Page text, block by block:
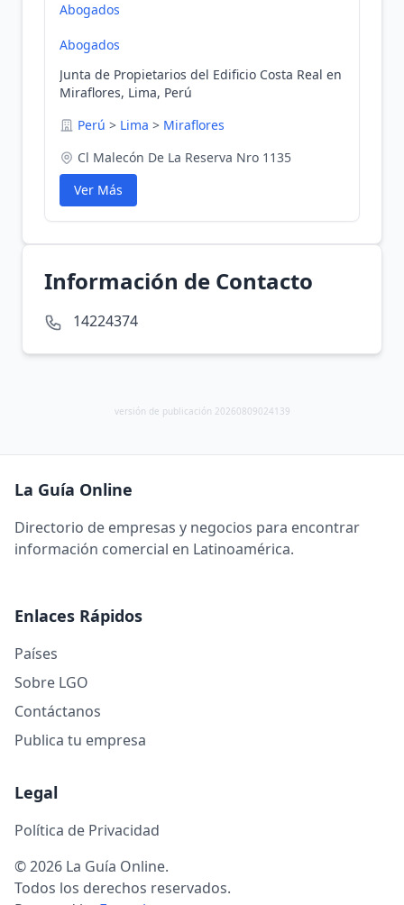
Abogados
Abogados
Junta de Propietarios del Edificio Costa Real en
Miraflores, Lima, Perú
Perú > Lima > Miraflores
Cl Malecón De La Reserva Nro 1135
Ver Más
Información de Contacto
14224374
versión de publicación 20260809024139
La Guía Online
Directorio de empresas y negocios para encontrar
información comercial en Latinoamérica.
Enlaces Rápidos
Países
Sobre LGO
Contáctanos
Publica tu empresa
Legal
Política de Privacidad
© 2026 La Guía Online.
Todos los derechos reservados.